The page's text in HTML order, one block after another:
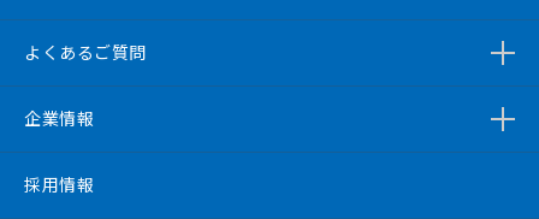
よくあるご質問
企業情報
採用情報